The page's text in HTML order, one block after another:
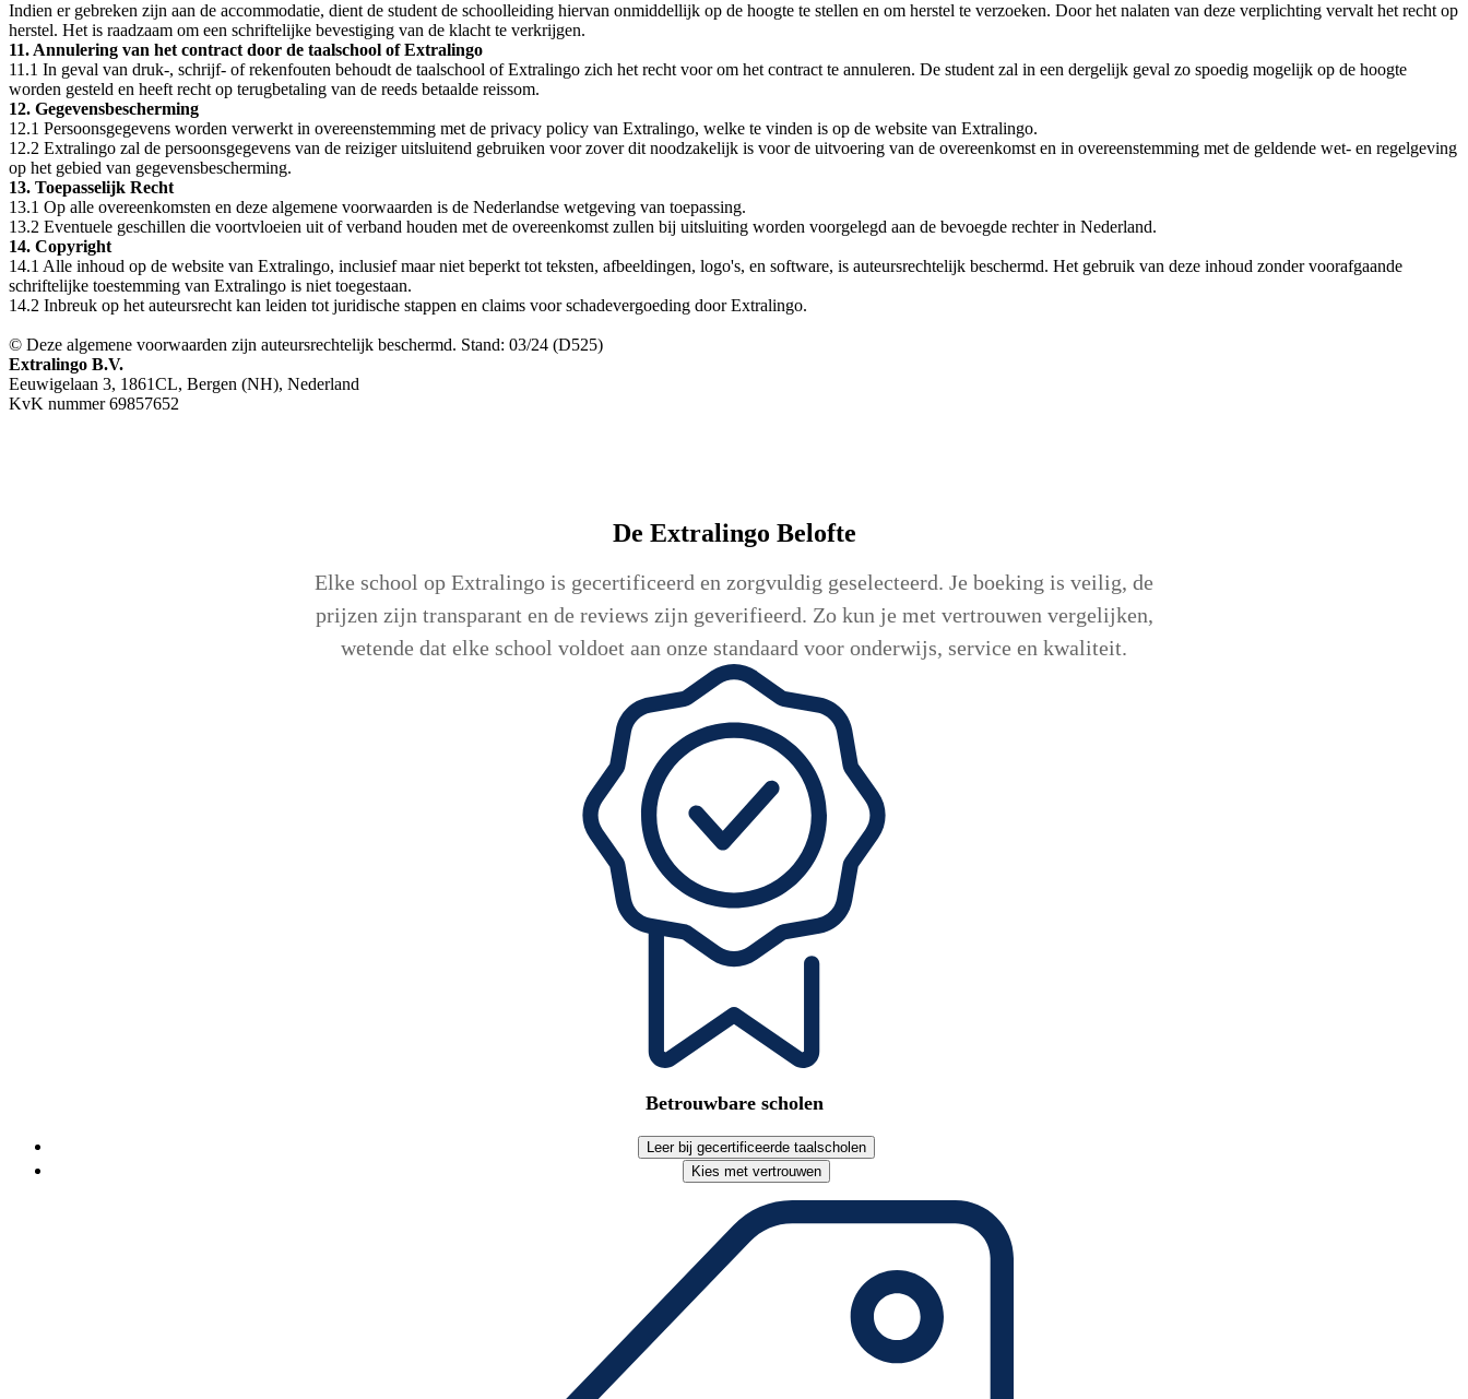
Indien er gebreken zijn aan de accommodatie, dient de student de schoolleiding hiervan onmiddellijk op de hoogte te stellen en om herstel te verzoeken. Door het nalaten van deze verplichting vervalt het recht op
herstel. Het is raadzaam om een schriftelijke bevestiging van de klacht te verkrijgen.
11. Annulering van het contract door de taalschool of Extralingo
11.1 In geval van druk-, schrijf- of rekenfouten behoudt de taalschool of Extralingo zich het recht voor om het contract te annuleren. De student zal in een dergelijk geval zo spoedig mogelijk op de hoogte
worden gesteld en heeft recht op terugbetaling van de reeds betaalde reissom.
12. Gegevensbescherming
12.1 Persoonsgegevens worden verwerkt in overeenstemming met de privacy policy van Extralingo, welke te vinden is op de website van Extralingo.
12.2 Extralingo zal de persoonsgegevens van de reiziger uitsluitend gebruiken voor zover dit noodzakelijk is voor de uitvoering van de overeenkomst en in overeenstemming met de geldende wet- en regelgeving
op het gebied van gegevensbescherming.
13. Toepasselijk Recht
13.1 Op alle overeenkomsten en deze algemene voorwaarden is de Nederlandse wetgeving van toepassing.
13.2 Eventuele geschillen die voortvloeien uit of verband houden met de overeenkomst zullen bij uitsluiting worden voorgelegd aan de bevoegde rechter in Nederland.
14. Copyright
14.1 Alle inhoud op de website van Extralingo, inclusief maar niet beperkt tot teksten, afbeeldingen, logo's, en software, is auteursrechtelijk beschermd. Het gebruik van deze inhoud zonder voorafgaande
schriftelijke toestemming van Extralingo is niet toegestaan.
14.2 Inbreuk op het auteursrecht kan leiden tot juridische stappen en claims voor schadevergoeding door Extralingo.
© Deze algemene voorwaarden zijn auteursrechtelijk beschermd. Stand: 03/24 (D525)
Extralingo B.V.
Eeuwigelaan 3, 1861CL, Bergen (NH), Nederland
KvK nummer 69857652
De Extralingo Belofte
Elke school op Extralingo is gecertificeerd en zorgvuldig geselecteerd. Je boeking is veilig, de
prijzen zijn transparant en de reviews zijn geverifieerd. Zo kun je met vertrouwen vergelijken,
wetende dat elke school voldoet aan onze standaard voor onderwijs, service en kwaliteit.
Betrouwbare scholen
Leer bij gecertificeerde taalscholen
Kies met vertrouwen